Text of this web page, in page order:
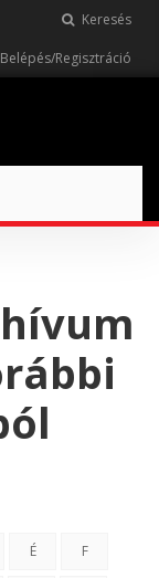
Keresés
Belépés/Regisztráció
É F